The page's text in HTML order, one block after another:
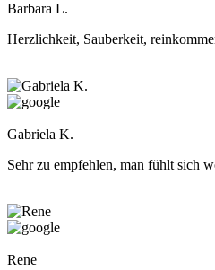
Barbara L.
Herzlichkeit, Sauberkeit,
Gabriela K.
Sehr zu empfehlen, man fühlt sich
Rene